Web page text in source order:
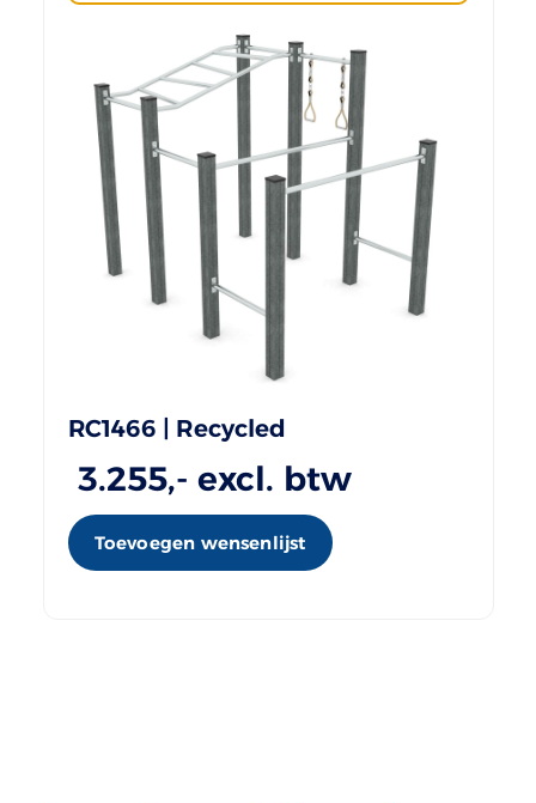
RC1466 | Recycled
3.255,- excl. btw
Toevoegen wensenlijst